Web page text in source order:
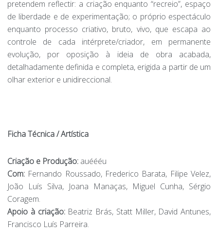
pretendem reflectir: a criação enquanto “recreio”, espaço
de liberdade e de experimentação; o próprio espectáculo
enquanto processo criativo, bruto, vivo, que escapa ao
controle de cada intérprete/criador, em permanente
evolução, por oposição à ideia de obra acabada,
detalhadamente definida e completa, erigida a partir de um
olhar exterior e unidireccional.
Ficha Técnica / Artística
Criação e Produção: auéééu
Com: Fernando Roussado, Frederico Barata, Filipe Velez,
João Luís Silva, Joana Manaças, Miguel Cunha, Sérgio
Coragem.
Apoio à criação:Beatriz Brás, Statt Miller, David Antunes,
Francisco Luís Parreira.